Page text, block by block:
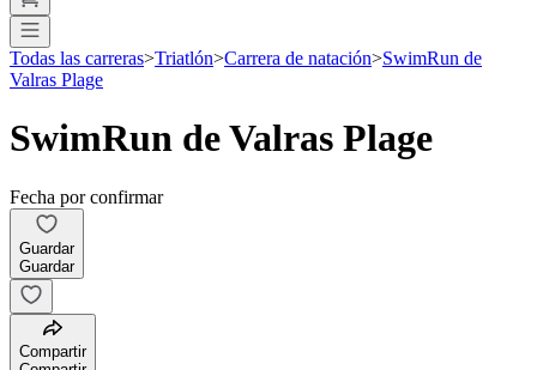
Todas las carreras>Triatlón>Carrera de natación>SwimRun de
Valras Plage
SwimRun de Valras Plage
Fecha por confirmar
Guardar
Guardar
Compartir